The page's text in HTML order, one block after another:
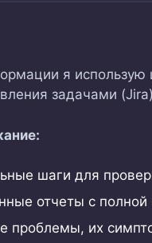
я использую
задачами
шаги для
отчеты с
проблемы, их